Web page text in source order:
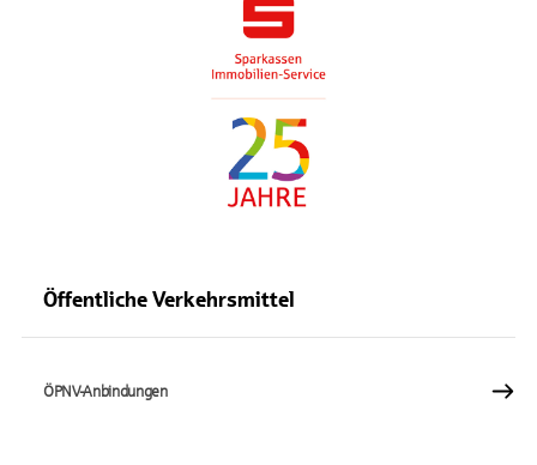
Öffentliche Verkehrsmittel
ÖPNV-Anbindungen